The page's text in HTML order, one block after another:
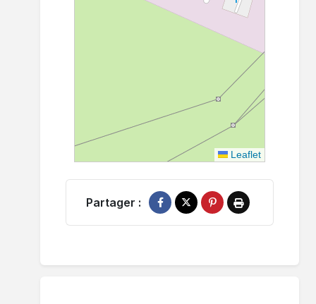
Leaflet
Partager :
Partager sur Facebook
Partager sur X
Épingler sur Pinterest
Imprimer